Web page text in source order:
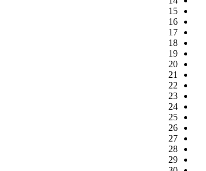
15
16
17
18
19
20
21
22
23
24
25
26
27
28
29